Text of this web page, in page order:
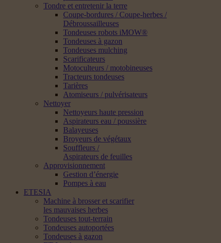
Tondre et entretenir la terre
Coupe-bordures / Coupe-herbes /
Débroussailleuses
Tondeuses robots iMOW®
Tondeuses à gazon
Tondeuses mulching
Scarificateurs
Motoculteurs / motobineuses
Tracteurs tondeuses
Tarières
Atomiseurs / pulvérisateurs
Nettoyer
Nettoyeurs haute pression
Aspirateurs eau / poussière
Balayeuses
Broyeurs de végétaux
Souffleurs /
Aspirateurs de feuilles
Approvisionnement
Gestion d’énergie
Pompes à eau
ETESIA
Machine à brosser et scarifier
les mauvaises herbes
Tondeuses tout-terrain
Tondeuses autoportées
Tondeuses à gazon